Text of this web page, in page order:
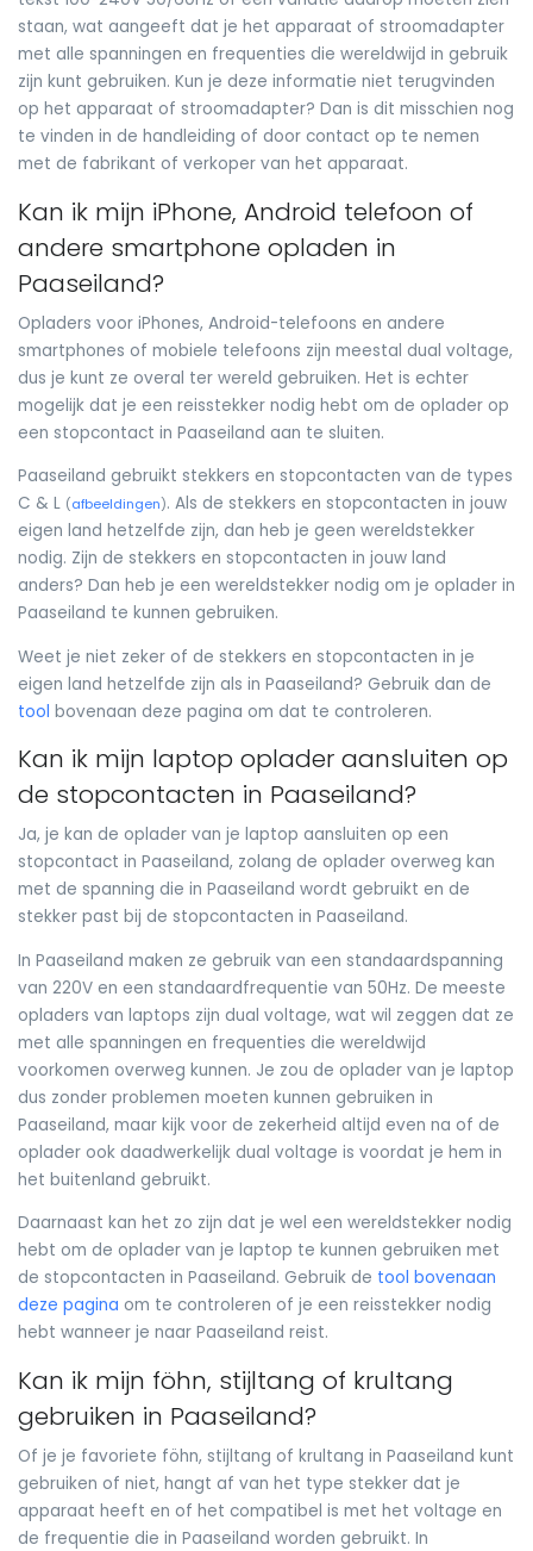
staan, wat aangeeft dat je het apparaat of stroomadapter
met alle spanningen en frequenties die wereldwijd in gebruik
zijn kunt gebruiken. Kun je deze informatie niet terugvinden
op het apparaat of stroomadapter? Dan is dit misschien nog
te vinden in de handleiding of door contact op te nemen
met de fabrikant of verkoper van het apparaat.
Kan ik mijn iPhone, Android telefoon of
andere smartphone opladen in
Paaseiland?
Opladers voor iPhones, Android-telefoons en andere
smartphones of mobiele telefoons zijn meestal dual voltage,
dus je kunt ze overal ter wereld gebruiken. Het is echter
mogelijk dat je een reisstekker nodig hebt om de oplader op
een stopcontact in Paaseiland aan te sluiten.
Paaseiland gebruikt stekkers en stopcontacten van de types
C & L (afbeeldingen). Als de stekkers en stopcontacten in jouw
eigen land hetzelfde zijn, dan heb je geen wereldstekker
nodig. Zijn de stekkers en stopcontacten in jouw land
anders? Dan heb je een wereldstekker nodig om je oplader in
Paaseiland te kunnen gebruiken.
Weet je niet zeker of de stekkers en stopcontacten in je
eigen land hetzelfde zijn als in Paaseiland? Gebruik dan de
tool bovenaan deze pagina om dat te controleren.
Kan ik mijn laptop oplader aansluiten op
de stopcontacten in Paaseiland?
Ja, je kan de oplader van je laptop aansluiten op een
stopcontact in Paaseiland, zolang de oplader overweg kan
met de spanning die in Paaseiland wordt gebruikt en de
stekker past bij de stopcontacten in Paaseiland.
In Paaseiland maken ze gebruik van een standaardspanning
van 220V en een standaardfrequentie van 50Hz. De meeste
opladers van laptops zijn dual voltage, wat wil zeggen dat ze
met alle spanningen en frequenties die wereldwijd
voorkomen overweg kunnen. Je zou de oplader van je laptop
dus zonder problemen moeten kunnen gebruiken in
Paaseiland, maar kijk voor de zekerheid altijd even na of de
oplader ook daadwerkelijk dual voltage is voordat je hem in
het buitenland gebruikt.
Daarnaast kan het zo zijn dat je wel een wereldstekker nodig
hebt om de oplader van je laptop te kunnen gebruiken met
de stopcontacten in Paaseiland. Gebruik de tool bovenaan
deze pagina om te controleren of je een reisstekker nodig
hebt wanneer je naar Paaseiland reist.
Kan ik mijn föhn, stijltang of krultang
gebruiken in Paaseiland?
Of je je favoriete föhn, stijltang of krultang in Paaseiland kunt
gebruiken of niet, hangt af van het type stekker dat je
apparaat heeft en of het compatibel is met het voltage en
de frequentie die in Paaseiland worden gebruikt. In